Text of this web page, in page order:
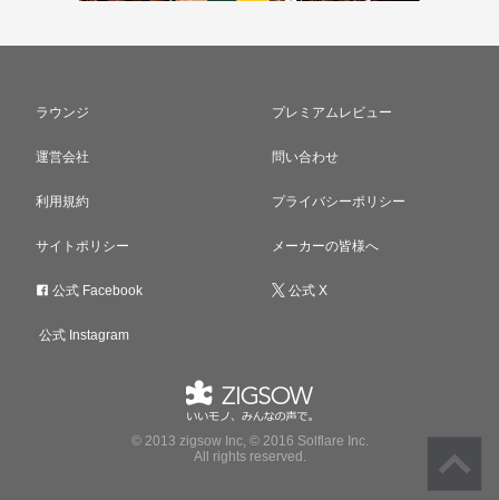
ラウンジ プレミアムレビュー
運営会社 問い合わせ
利用規約 プライバシーポリシー
サイトポリシー メーカーの皆様へ
公式 Facebook 公式 X
公式 Instagram
© 2013 zigsow Inc, © 2016 Solflare Inc.
All rights reserved.